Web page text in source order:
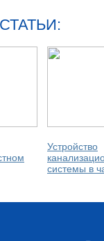
Устройство
системы в